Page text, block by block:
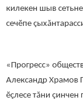
килекен шыв
сечӗпе
«Прогресс»
Александр Храмов
ӗҫлесе тăни